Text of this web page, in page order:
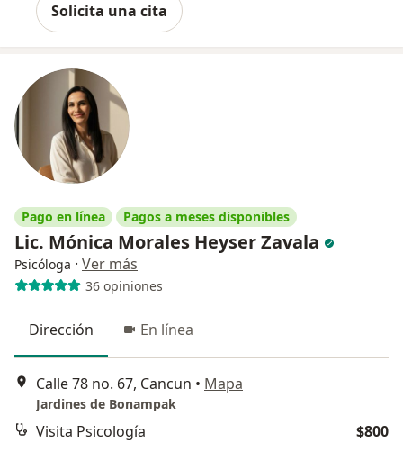
Solicita una cita
Pago en línea Pagos a meses disponibles
Lic. Mónica Morales Heyser Zavala
Psicóloga · Ver más
36 opiniones
Dirección En línea
Calle 78 no. 67, Cancun • Mapa
Jardines de Bonampak
Visita Psicología
$800